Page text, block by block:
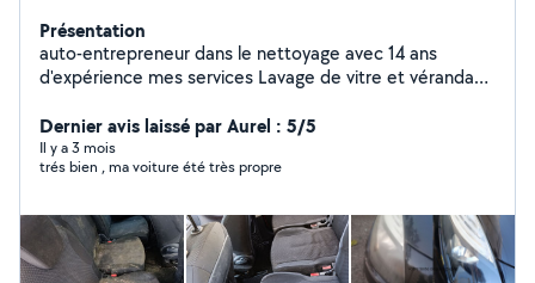
Présentation
auto-entrepreneur dans le nettoyage avec 14 ans
d'expérience mes services Lavage de vitre et véranda
chantier Nettoyage après déménagement Shampoing
moquette Auto Nettoyage intérieur aspiration
Nettoyage siège tapis Rénovation des phares Bricolage
Débroussaillage Paillage Nettoyage Disponible sur
Montpellier et ses alentours
Dernier avis laissé par Aurel : 5/5
Il y a 3 mois
trés bien , ma voiture été très propre